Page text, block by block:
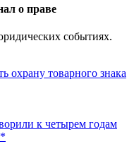
о праве
событиях.
охрану товарного знака
к четырем годам